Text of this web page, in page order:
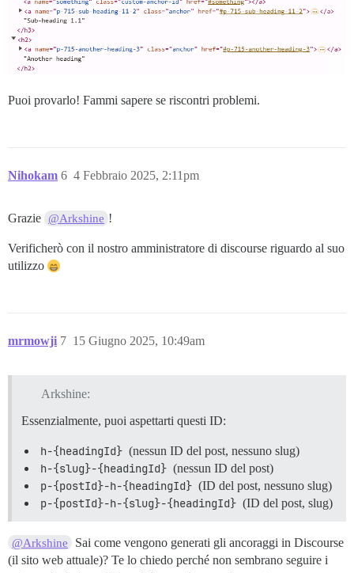
Puoi provarlo! Fammi sapere se riscontri problemi.
Nihokam 4 Febbraio 2025, 2:11pm
6
Grazie @Arkshine !
Verificherò con il nostro amministratore di discourse riguardo al suo
utilizzo
mrmowji 15 Giugno 2025, 10:49am
7
Arkshine:
Essenzialmente, puoi aspettarti questi ID:
h-{headingId} (nessun ID del post, nessuno slug)
h-{slug}-{headingId} (nessun ID del post)
p-{postId}-h-{headingId} (ID del post, nessuno slug)
p-{postId}-h-{slug}-{headingId} (ID del post, slug)
@Arkshine
Sai come vengono generati gli ancoraggi in Discourse
(il sito web attuale)? Te lo chiedo perché non sembrano seguire i